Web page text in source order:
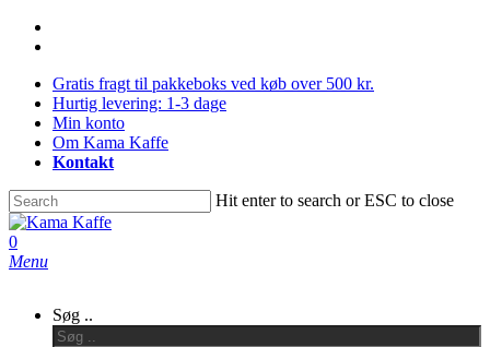
Skip
contentGratis fragt til pakkeboks ved køb over 500 kr.
Hurtig levering: 1-3 dage
Min konto
Om Kama Kaffe
Kontakt
Hit enter to search or ESC to close
Close
Search
0
Menu
Søg ..